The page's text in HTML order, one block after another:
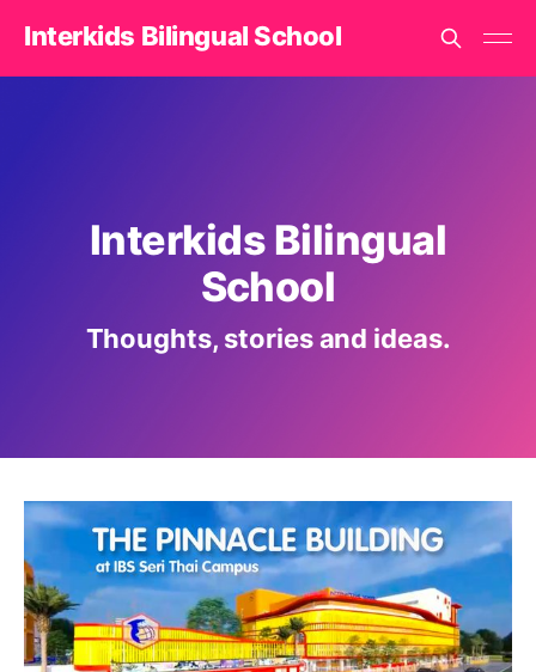
Interkids Bilingual School
Interkids Bilingual
School
Thoughts, stories and ideas.